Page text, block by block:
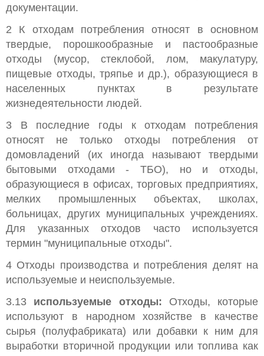
документации.
2 К отходам потребления относят в основном
твердые, порошкообразные и пастообразные
отходы (мусор, стеклобой, лом, макулатуру,
пищевые отходы, тряпье и др.), образующиеся в
населенных пунктах в результате
жизнедеятельности людей.
3 В последние годы к отходам потребления
относят не только отходы потребления от
домовладений (их иногда называют твердыми
бытовыми отходами - ТБО), но и отходы,
образующиеся в офисах, торговых предприятиях,
мелких промышленных объектах, школах,
больницах, других муниципальных учреждениях.
Для указанных отходов часто используется
термин "муниципальные отходы".
4 Отходы производства и потребления делят на
используемые и неиспользуемые.
3.13 используемые отходы: Отходы, которые
используют в народном хозяйстве в качестве
сырья (полуфабриката) или добавки к ним для
выработки вторичной продукции или топлива как